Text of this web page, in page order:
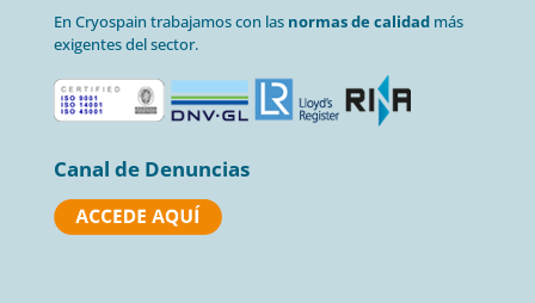
En Cryospain trabajamos con las normas de calidadmás
exigentes del sector.
Canal de Denuncias